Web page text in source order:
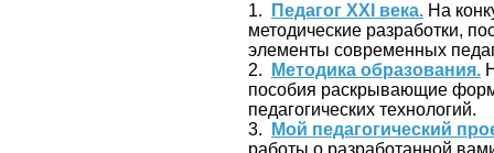
1.
Педагог ХХI века. На
методические разработки,
элементы современных
2.
Методика образования.
пособия раскрывающие
педагогических технологий.
3.
Мой педагогический